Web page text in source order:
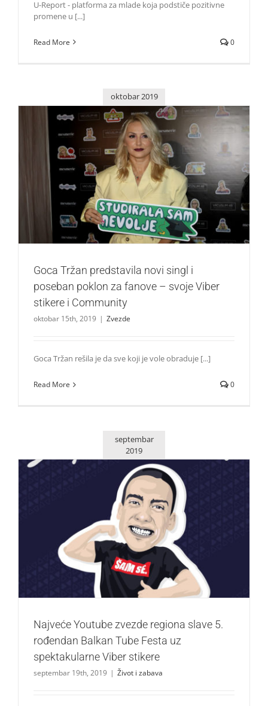
U-Report - platforma za mlade koja podstiče pozitivne
promene u [...]
Read More 0
oktobar 2019
Goca Tržan predstavila novi singl i poseban poklon za
fanove – svoje Viber stikere i Community
Zvezde
Goca Tržan predstavila novi singl i
poseban poklon za fanove – svoje Viber
stikere i Community
oktobar 15th, 2019 | Zvezde
Goca Tržan rešila je da sve koji je vole obraduje [...]
Read More 0
septembar
2019
Najveće Youtube zvezde regiona slave 5. rođendan Balkan
Tube Festa uz spektakularne Viber stikere
Život i zabava
Najveće Youtube zvezde regiona slave 5.
rođendan Balkan Tube Festa uz
spektakularne Viber stikere
septembar 19th, 2019 | Život i zabava